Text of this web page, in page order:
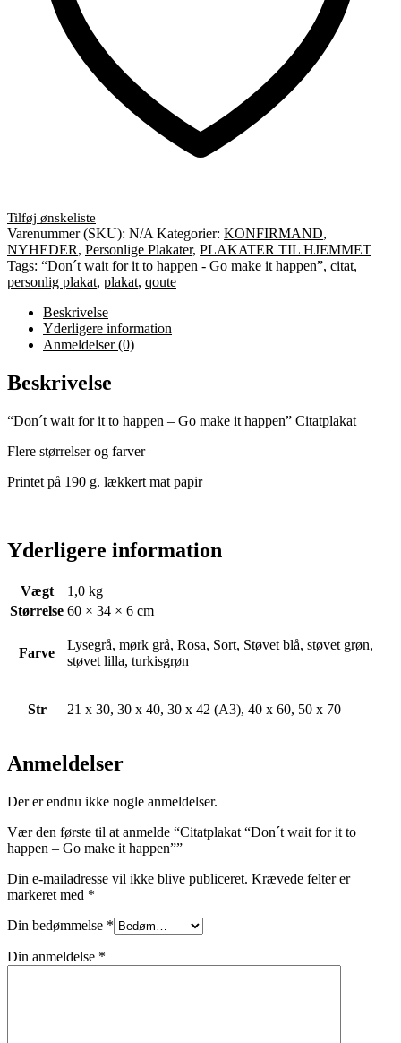
Varenummer (SKU): N/A Kategorier: KONFIRMAND,
NYHEDER, Personlige Plakater, PLAKATER TIL HJEMMET
Tags: “Don´t wait for it to happen - Go make it happen”, citat,
personlig plakat, plakat, qoute
Beskrivelse
Yderligere information
Anmeldelser (0)
Beskrivelse
“Don´t wait for it to happen – Go make it happen” Citatplakat
Flere størrelser og farver
Printet på 190 g. lækkert mat papir
Yderligere information
Vægt
1,0 kg
Størrelse 60 × 34 × 6 cm
Farve
Lysegrå, mørk grå, Rosa, Sort, Støvet blå, støvet grøn,
støvet lilla, turkisgrøn
Str 21 x 30, 30 x 40, 30 x 42 (A3), 40 x 60, 50 x 70
Anmeldelser
Der er endnu ikke nogle anmeldelser.
Vær den første til at anmelde “Citatplakat “Don´t wait for it to
happen – Go make it happen””
Din e-mailadresse vil ikke blive publiceret. Krævede felter er
markeret med *
Din bedømmelse *
Din anmeldelse *